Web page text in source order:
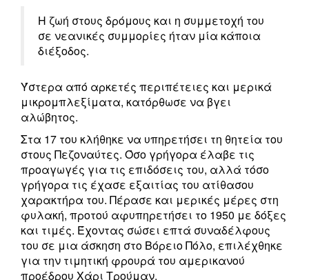
Η ζωή στους δρόμους και η συμμετοχή του
σε νεανικές συμμορίες ήταν μία κάποια
διέξοδος.
Ύστερα από αρκετές περιπέτειες και μερικά
μικρομπλεξίματα, κατόρθωσε να βγει
αλώβητος.
Στα 17 του κλήθηκε να υπηρετήσει τη θητεία του
στους Πεζοναύτες. Όσο γρήγορα έλαβε τις
προαγωγές για τις επιδόσεις του, αλλά τόσο
γρήγορα τις έχασε εξαιτίας του ατίθασου
χαρακτήρα του. Πέρασε και μερικές μέρες στη
φυλακή, προτού αφυπηρετήσει το 1950 με δόξες
και τιμές. Έχοντας σώσει επτά συναδέλφους
του σε μια άσκηση στο Βόρειο Πόλο, επιλέχθηκε
για την τιμητική φρουρά του αμερικανού
προέδρου Χάρι Τρούμαν.